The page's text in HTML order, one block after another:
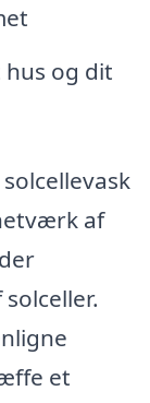
og dit
af
et